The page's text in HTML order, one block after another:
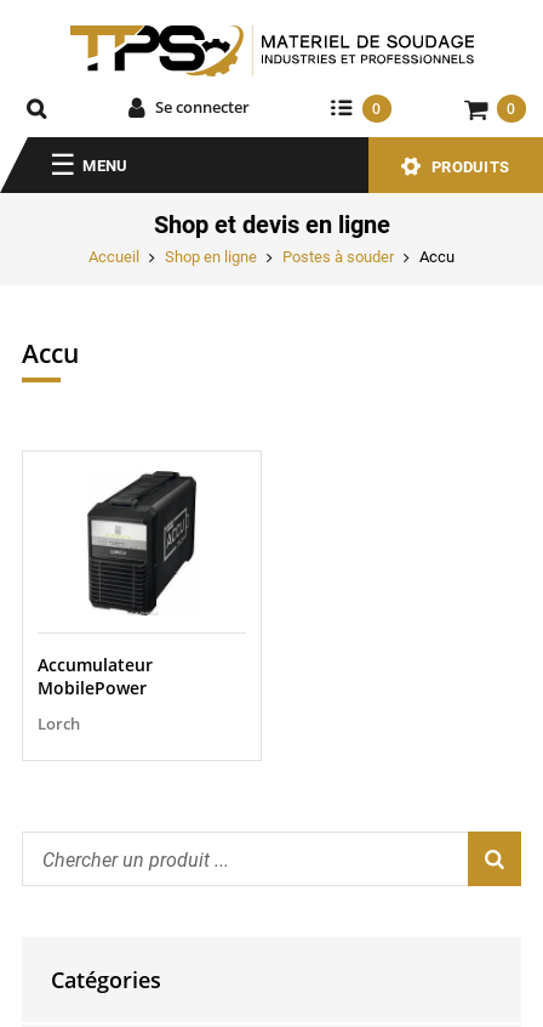
Se connecter 0 0
MENU PRODUITS
Shop et devis en ligne
Accueil Shop en ligne Postes à souder Accu
Catégories
Accu
Accumulateur
MobilePower
Lorch